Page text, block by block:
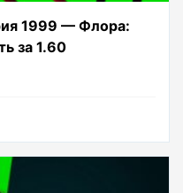
1999 — Флора:
за 1.60